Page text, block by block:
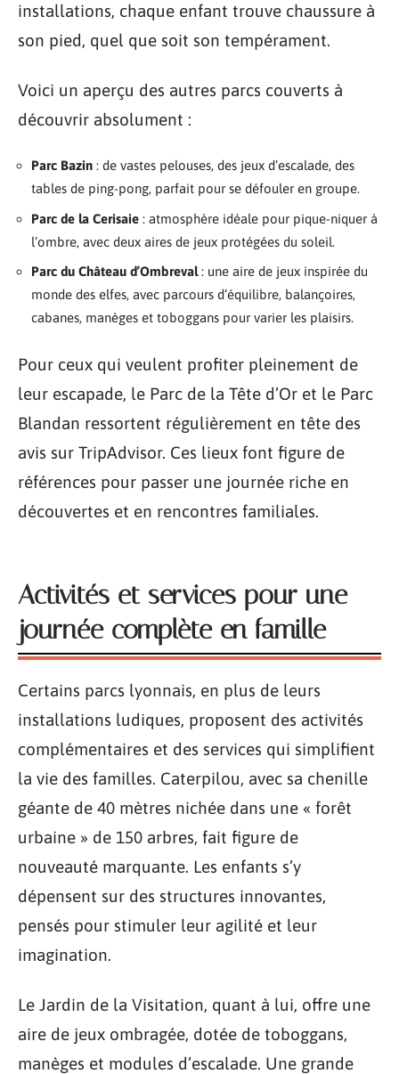
installations, chaque enfant trouve chaussure à
son pied, quel que soit son tempérament.
Voici un aperçu des autres parcs couverts à
découvrir absolument :
Parc Bazin : de vastes pelouses, des jeux d’escalade, des
tables de ping-pong, parfait pour se défouler en groupe.
Parc de la Cerisaie : atmosphère idéale pour pique-niquer à
l’ombre, avec deux aires de jeux protégées du soleil.
Parc du Château d’Ombreval: une aire de jeux inspirée du
monde des elfes, avec parcours d’équilibre, balançoires,
cabanes, manèges et toboggans pour varier les plaisirs.
Pour ceux qui veulent profiter pleinement de
leur escapade, le Parc de la Tête d’Or et le Parc
Blandan ressortent régulièrement en tête des
avis sur TripAdvisor. Ces lieux font figure de
références pour passer une journée riche en
découvertes et en rencontres familiales.
Activités et services pour une
journée complète en famille
Certains parcs lyonnais, en plus de leurs
installations ludiques, proposent des activités
complémentaires et des services qui simplifient
la vie des familles. Caterpilou, avec sa chenille
géante de 40 mètres nichée dans une « forêt
urbaine » de 150 arbres, fait figure de
nouveauté marquante. Les enfants s’y
dépensent sur des structures innovantes,
pensés pour stimuler leur agilité et leur
imagination.
Le Jardin de la Visitation, quant à lui, offre une
aire de jeux ombragée, dotée de toboggans,
manèges et modules d’escalade. Une grande